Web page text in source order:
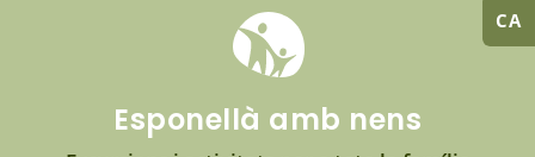
CA
Esponellà amb nens